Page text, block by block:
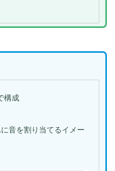
構成
音を割り当てるイメー